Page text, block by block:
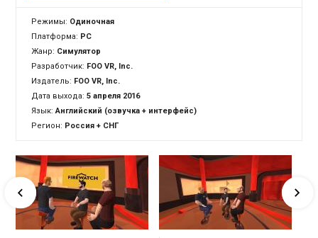
Режимы: Одиночная
Платформа: PC
Жанр: Симулятор
Разработчик: FOO VR, Inc.
Издатель: FOO VR, Inc.
Дата выхода: 5 апреля 2016
Язык:Английский (озвучка + интерфейс)
Регион: Россия + СНГ